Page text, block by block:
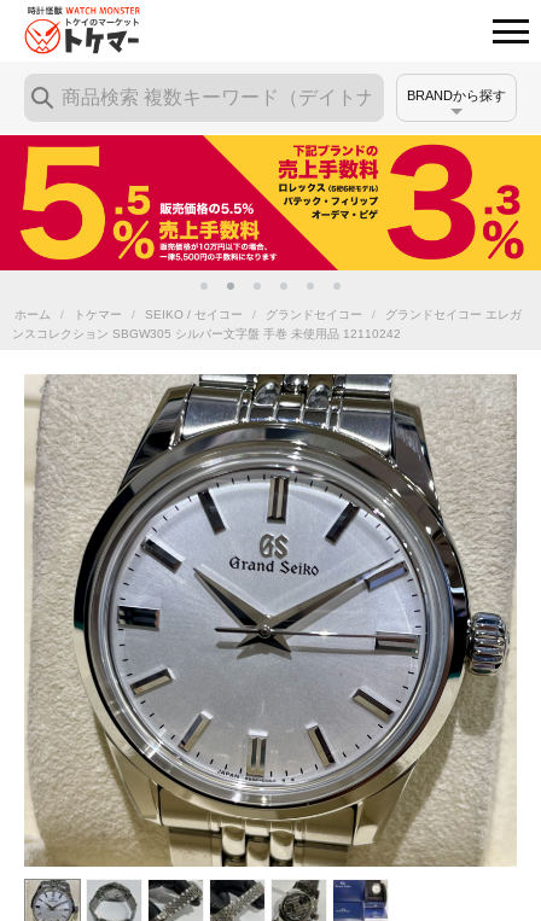
BRANDから探す
ホーム / トケマー / SEIKO / セイコー / グランドセイコー /
グランドセイコー エレガ
ンスコレクション SBGW305 シルバー文字盤 手巻 未使用品 12110242